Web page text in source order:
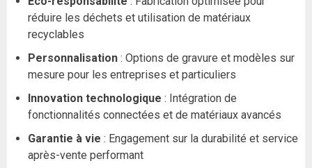
réduire les déchets et utilisation de matériaux
recyclables
Personnalisation : Options de gravure et modèles sur
mesure pour les entreprises et particuliers
Innovation technologique : Intégration de
fonctionnalités connectées et de matériaux avancés
Garantie à vie : Engagement sur la durabilité et service
après-vente performant